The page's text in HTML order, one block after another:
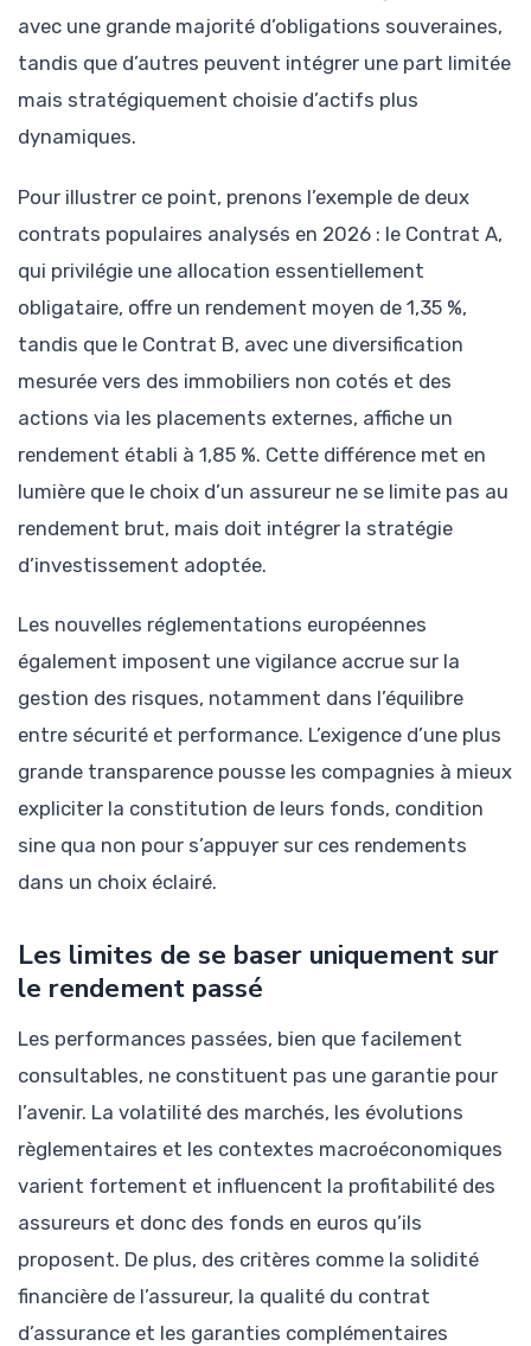
avec une grande majorité d’obligations souveraines,
tandis que d’autres peuvent intégrer une part limitée
mais stratégiquement choisie d’actifs plus
dynamiques.
Pour illustrer ce point, prenons l’exemple de deux
contrats populaires analysés en 2026 : le Contrat A,
qui privilégie une allocation essentiellement
obligataire, offre un rendement moyen de 1,35 %,
tandis que le Contrat B, avec une diversification
mesurée vers des immobiliers non cotés et des
actions via les placements externes, affiche un
rendement établi à 1,85 %. Cette différence met en
lumière que le choix d’un assureur ne se limite pas au
rendement brut, mais doit intégrer la stratégie
d’investissement adoptée.
Les nouvelles réglementations européennes
également imposent une vigilance accrue sur la
gestion des risques, notamment dans l’équilibre
entre sécurité et performance. L’exigence d’une plus
grande transparence pousse les compagnies à mieux
expliciter la constitution de leurs fonds, condition
sine qua non pour s’appuyer sur ces rendements
dans un choix éclairé.
Les limites de se baser uniquement sur
le rendement passé
Les performances passées, bien que facilement
consultables, ne constituent pas une garantie pour
l’avenir. La volatilité des marchés, les évolutions
règlementaires et les contextes macroéconomiques
varient fortement et influencent la profitabilité des
assureurs et donc des fonds en euros qu’ils
proposent. De plus, des critères comme la solidité
financière de l’assureur, la qualité du contrat
d’assurance et les garanties complémentaires